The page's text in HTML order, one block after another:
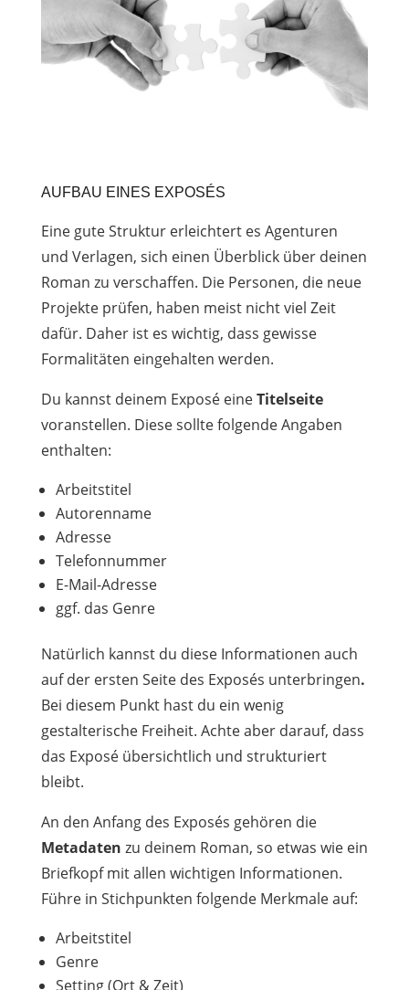
AUFBAU EINES EXPOSÉS
Eine gute Struktur erleichtert es Agenturen
und Verlagen, sich einen Überblick über deinen
Roman zu verschaffen. Die Personen, die neue
Projekte prüfen, haben meist nicht viel Zeit
dafür. Daher ist es wichtig, dass gewisse
Formalitäten eingehalten werden.
Du kannst deinem Exposé eineTitelseite
voranstellen. Diese sollte folgende Angaben
enthalten:
Arbeitstitel
Autorenname
Adresse
Telefonnummer
E-Mail-Adresse
ggf. das Genre
Natürlich kannst du diese Informationen auch
auf der ersten Seite des Exposés unterbringen.
Bei diesem Punkt hast du ein wenig
gestalterische Freiheit. Achte aber darauf, dass
das Exposé übersichtlich und strukturiert
bleibt.
An den Anfang des Exposés gehören die
Metadaten zu deinem Roman, so etwas wie ein
Briefkopf mit allen wichtigen Informationen.
Führe in Stichpunkten folgende Merkmale auf:
Arbeitstitel
Genre
Setting (Ort & Zeit)